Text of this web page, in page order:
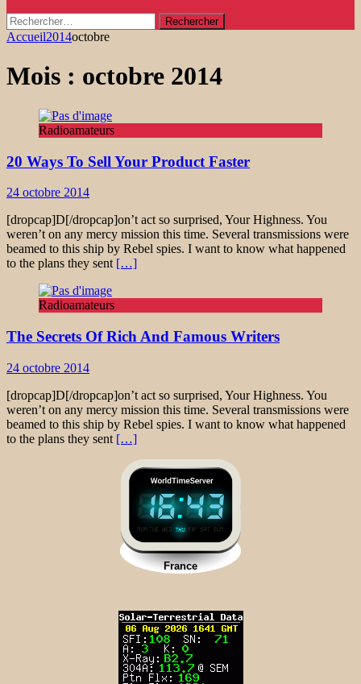
Rechercher :
Accueil2014octobre
Mois : octobre 2014
Radioamateurs
20 Ways To Sell Your Product Faster
24 octobre 2014
[dropcap]D[/dropcap]on’t act so surprised, Your Highness. You
weren’t on any mercy mission this time. Several transmissions were
beamed to this ship by Rebel spies. I want to know what happened
to the plans they sent […]
Radioamateurs
The Secrets Of Rich And Famous Writers
24 octobre 2014
[dropcap]D[/dropcap]on’t act so surprised, Your Highness. You
weren’t on any mercy mission this time. Several transmissions were
beamed to this ship by Rebel spies. I want to know what happened
to the plans they sent […]